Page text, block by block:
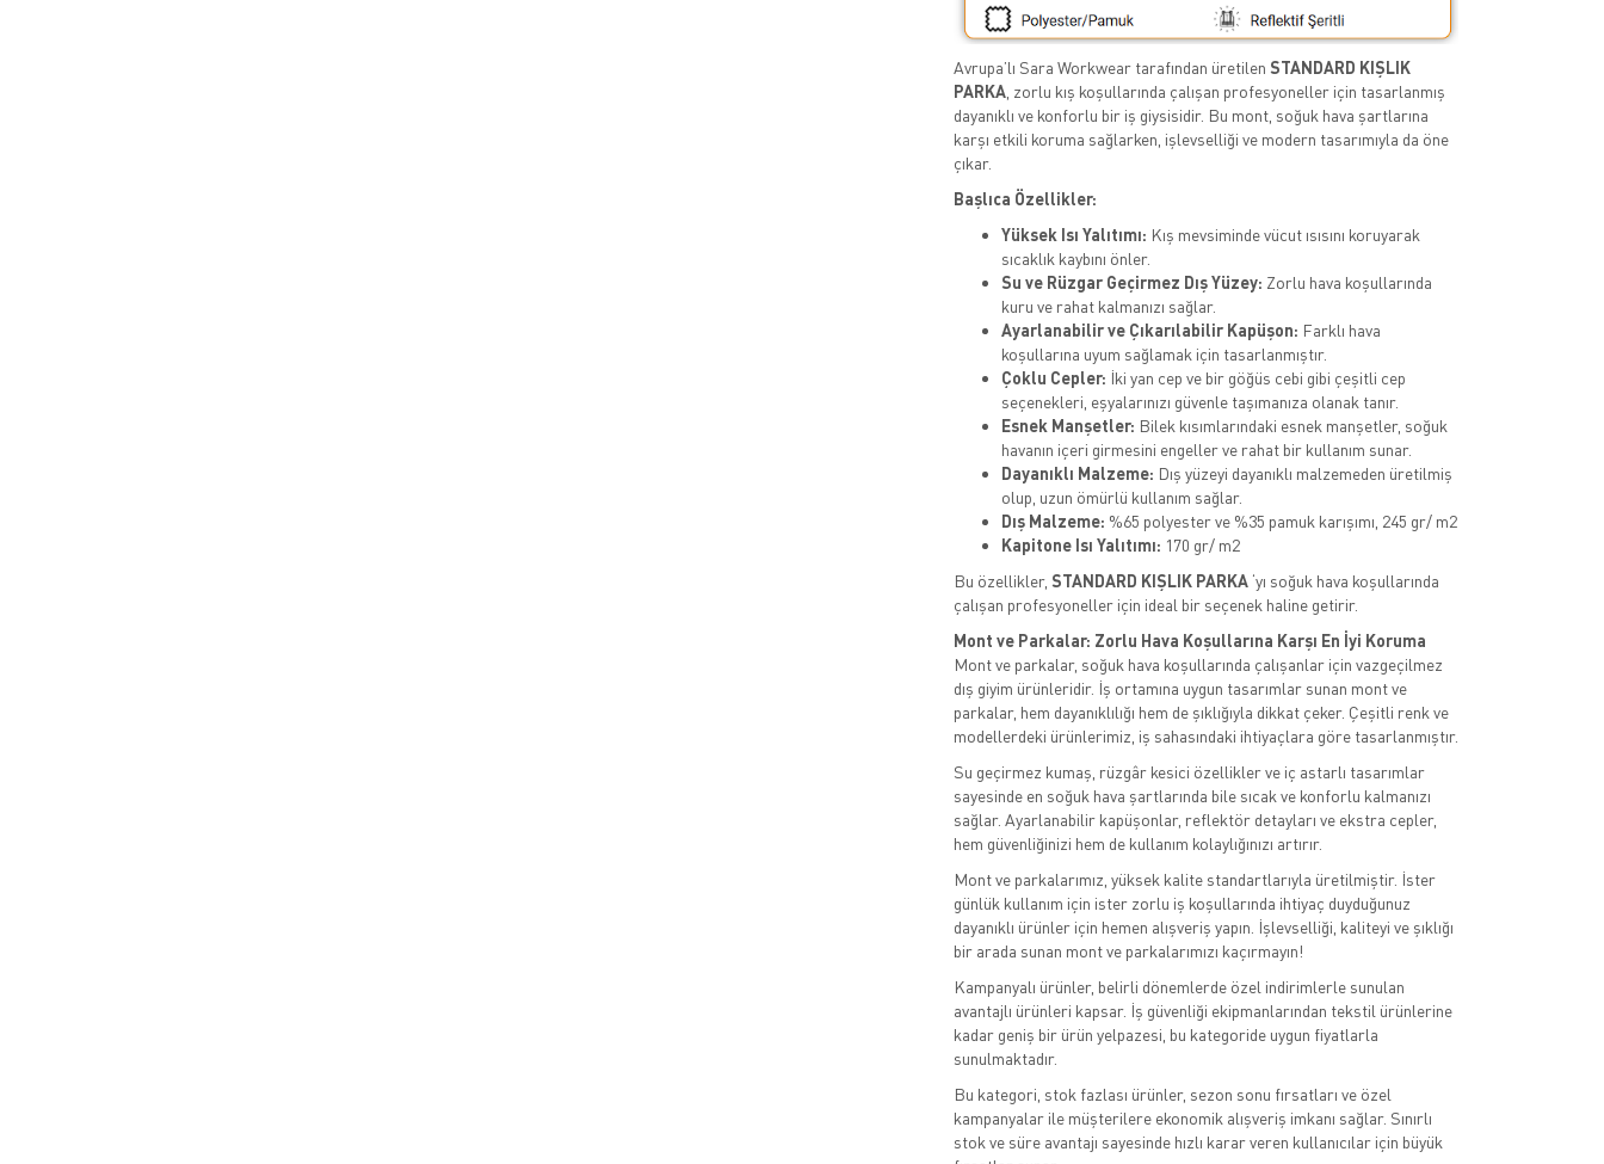
Avrupa’lı Sara Workwear tarafından üretilen STANDARD KIŞLIK
PARKA, zorlu kış koşullarında çalışan profesyoneller için tasarlanmış
dayanıklı ve konforlu bir iş giysisidir. Bu mont, soğuk hava şartlarına
karşı etkili koruma sağlarken, işlevselliği ve modern tasarımıyla da öne
çıkar.
Başlıca Özellikler:
Yüksek Isı Yalıtımı: Kış mevsiminde vücut ısısını koruyarak
sıcaklık kaybını önler.
Su ve Rüzgar Geçirmez Dış Yüzey: Zorlu hava koşullarında
kuru ve rahat kalmanızı sağlar.
Ayarlanabilir ve Çıkarılabilir Kapüşon: Farklı hava
koşullarına uyum sağlamak için tasarlanmıştır.
Çoklu Cepler: İki yan cep ve bir göğüs cebi gibi çeşitli cep
seçenekleri, eşyalarınızı güvenle taşımanıza olanak tanır.
Esnek Manşetler: Bilek kısımlarındaki esnek manşetler, soğuk
havanın içeri girmesini engeller ve rahat bir kullanım sunar.
Dayanıklı Malzeme: Dış yüzeyi dayanıklı malzemeden üretilmiş
olup, uzun ömürlü kullanım sağlar.
Dış Malzeme: %65 polyester ve %35 pamuk karışımı, 245 gr/ m2
Kapitone Isı Yalıtımı: 170 gr/ m2
Bu özellikler, STANDARD KIŞLIK PARKA ‘yı soğuk hava koşullarında
çalışan profesyoneller için ideal bir seçenek haline getirir.
Mont ve Parkalar: Zorlu Hava Koşullarına Karşı En İyi Koruma
Mont ve parkalar, soğuk hava koşullarında çalışanlar için vazgeçilmez
dış giyim ürünleridir. İş ortamına uygun tasarımlar sunan mont ve
parkalar, hem dayanıklılığı hem de şıklığıyla dikkat çeker. Çeşitli renk ve
modellerdeki ürünlerimiz, iş sahasındaki ihtiyaçlara göre tasarlanmıştır.
Su geçirmez kumaş, rüzgâr kesici özellikler ve iç astarlı tasarımlar
sayesinde en soğuk hava şartlarında bile sıcak ve konforlu kalmanızı
sağlar. Ayarlanabilir kapüşonlar, reflektör detayları ve ekstra cepler,
hem güvenliğinizi hem de kullanım kolaylığınızı artırır.
Mont ve parkalarımız, yüksek kalite standartlarıyla üretilmiştir. İster
günlük kullanım için ister zorlu iş koşullarında ihtiyaç duyduğunuz
dayanıklı ürünler için hemen alışveriş yapın. İşlevselliği, kaliteyi ve şıklığı
bir arada sunan mont ve parkalarımızı kaçırmayın!
Kampanyalı ürünler, belirli dönemlerde özel indirimlerle sunulan
avantajlı ürünleri kapsar. İş güvenliği ekipmanlarından tekstil ürünlerine
kadar geniş bir ürün yelpazesi, bu kategoride uygun fiyatlarla
sunulmaktadır.
Bu kategori, stok fazlası ürünler, sezon sonu fırsatları ve özel
kampanyalar ile müşterilere ekonomik alışveriş imkanı sağlar. Sınırlı
stok ve süre avantajı sayesinde hızlı karar veren kullanıcılar için büyük